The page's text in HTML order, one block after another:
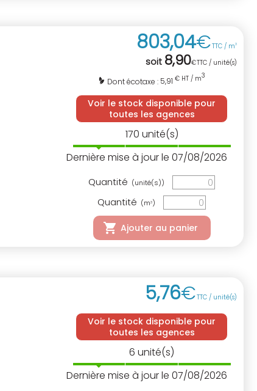
803,04€TTC / m3
soit 8,90€TTC / unité(s)
Dont écotaxe : 5,91 € HT / m3
Voir le stock disponible pour
toutes les agences
170 unité(s)
Dernière mise à jour le 07/08/2026
Quantité (unité(s))
Quantité (m3)
Ajouter au panier
5,76€TTC / unité(s)
Voir le stock disponible pour
toutes les agences
6 unité(s)
Dernière mise à jour le 07/08/2026